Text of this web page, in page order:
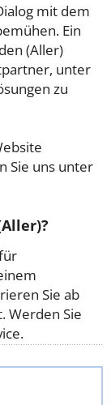
mit dem
Ein
(Aller)
unter
zu
Sie uns unter
Sie ab
Werden Sie